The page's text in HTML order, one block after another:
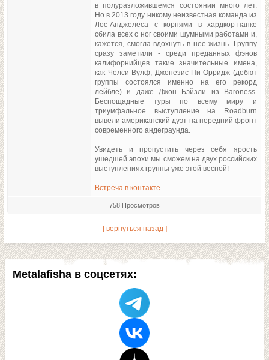
Metalafisha в соцсетях:
в полуразложившемся состоянии много лет.
Но в 2013 году никому неизвестная команда из
Лос-Анджелеса с корнями в хардкор-панке
сбила всех с ног своими шумными работами и,
кажется, смогла вдохнуть в нее жизнь. Группу
сразу заметили - среди преданных фэнов
калифорнийцев такие значительные имена,
как Челси Вулф, Дженезис Пи-Орридж (дебют
группы состоялся именно на его рекорд
лейбле) и даже Джон Бэйзли из Baroness.
Беспощадные туры по всему миру и
триумфальное выступление на Roadburn
вывели американский дуэт на передний фронт
современного андеграунда.
Увидеть и пропустить через себя ярость
ушедшей эпохи мы сможем на двух российских
выступлениях группы уже этой весной!
Встреча в контакте
758 Просмотров
[ вернуться назад ]